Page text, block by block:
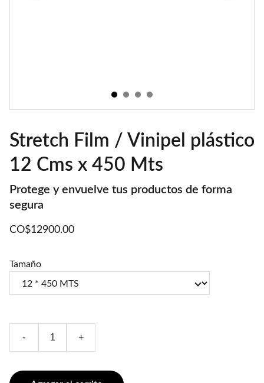
Stretch Film / Vinipel plástico
12 Cms x 450 Mts
Protege y envuelve tus productos de forma
segura
CO$12900.00
Tamaño
- +